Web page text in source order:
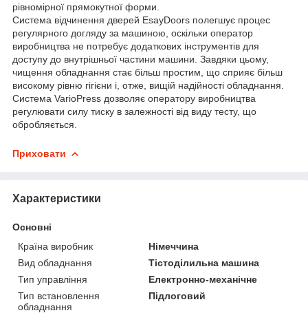
рівномірної прямокутної форми.
Система відчинення дверей EsayDoors полегшує процес
регулярного догляду за машиною, оскільки оператор
виробництва не потребує додаткових інструментів для
доступу до внутрішньої частини машини. Завдяки цьому,
чищення обладнання стає більш простим, що сприяє більш
високому рівню гігієни і, отже, вищій надійності обладнання.
Система VarioPress дозволяє оператору виробництва
регулювати силу тиску в залежності від виду тесту, що
обробляється.
Приховати
Характеристики
Основні
Країна виробник
Німеччина
Вид обладнання
Тістоділильна машина
Тип управління
Електронно-механічне
Тип встановлення
обладнання
Підлоговий